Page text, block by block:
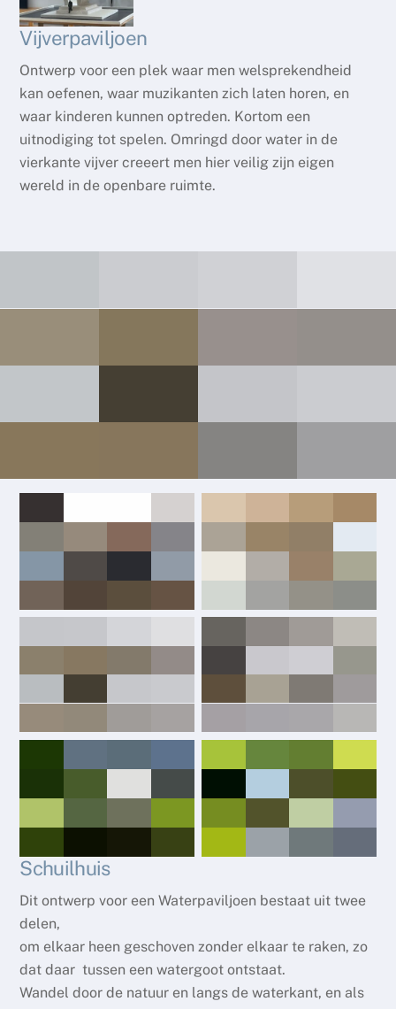
Vijverpaviljoen
Ontwerp voor een plek waar men welsprekendheid
kan oefenen, waar muzikanten zich laten horen, en
waar kinderen kunnen optreden. Kortom een
uitnodiging tot spelen. Omringd door water in de
vierkante vijver creeert men hier veilig zijn eigen
wereld in de openbare ruimte.
Schuilhuis
Dit ontwerp voor een Waterpaviljoen bestaat uit twee
delen,
om elkaar heen geschoven zonder elkaar te raken, zo
dat daar tussen een watergoot ontstaat.
Wandel door de natuur en langs de waterkant, en als